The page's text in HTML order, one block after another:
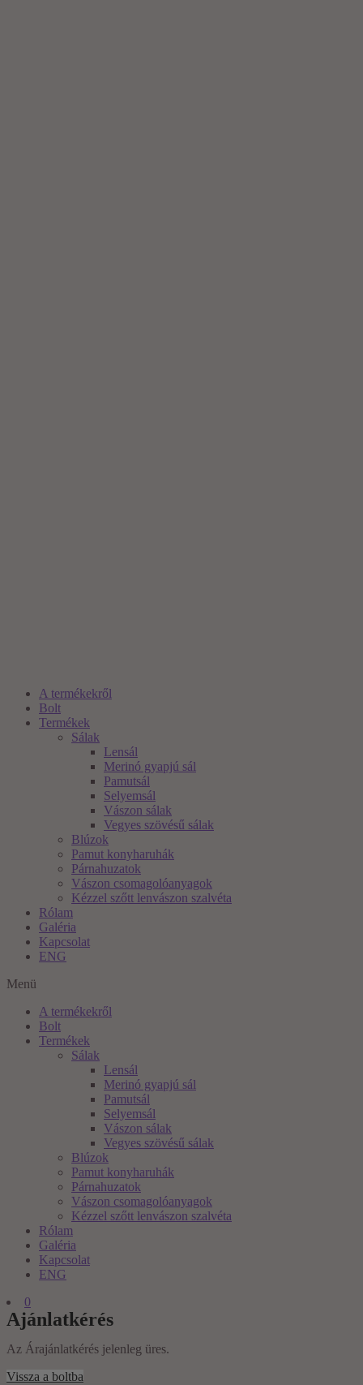
A termékekről
Bolt
Termékek
Sálak
Lensál
Merinó gyapjú sál
Pamutsál
Selyemsál
Vászon sálak
Vegyes szövésű sálak
Blúzok
Pamut konyharuhák
Párnahuzatok
Vászon csomagolóanyagok
Kézzel szőtt lenvászon szalvéta
Rólam
Galéria
Kapcsolat
ENG
Menü
A termékekről
Bolt
Termékek
Sálak
Lensál
Merinó gyapjú sál
Pamutsál
Selyemsál
Vászon sálak
Vegyes szövésű sálak
Blúzok
Pamut konyharuhák
Párnahuzatok
Vászon csomagolóanyagok
Kézzel szőtt lenvászon szalvéta
Rólam
Galéria
Kapcsolat
ENG
0
Ajánlatkérés
Az Árajánlatkérés jelenleg üres.
Vissza a boltba